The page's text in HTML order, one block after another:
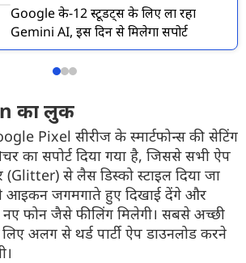
Google के-12 स्टूडेंट्स के लिए ला रहा
Gemini AI, इस दिन से मिलेगा सपोर्ट
का लुक
Pixel सीरीज के स्मार्टफोन्स की सेटिंग
का सपोर्ट दिया गया है, जिससे सभी ऐप
से लैस डिस्को स्टाइल दिया जा
आइकन जगमगाते हुए दिखाई देंगे और
नए फोन जैसे फीलिंग मिलेगी। सबसे अच्छी
अलग से थर्ड पार्टी ऐप डाउनलोड करने